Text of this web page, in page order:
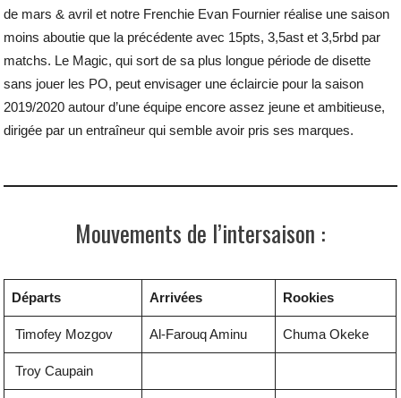
de mars & avril et notre Frenchie Evan Fournier réalise une saison
moins aboutie que la précédente avec 15pts, 3,5ast et 3,5rbd par
matchs. Le Magic, qui sort de sa plus longue période de disette
sans jouer les PO, peut envisager une éclaircie pour la saison
2019/2020 autour d’une équipe encore assez jeune et ambitieuse,
dirigée par un entraîneur qui semble avoir pris ses marques.
Mouvements de l’intersaison :
Départs Arrivées Rookies
Timofey Mozgov Al-Farouq Aminu Chuma Okeke
Troy Caupain